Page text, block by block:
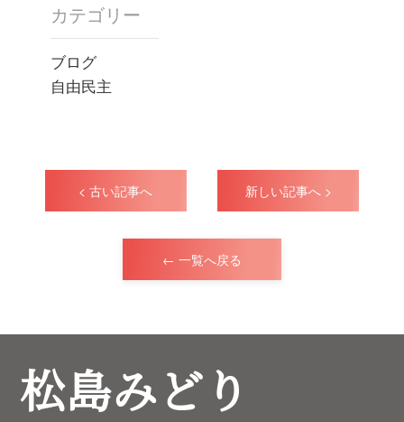
カテゴリー
ブログ
自由民主
< 古い記事へ 新しい記事へ >
← 一覧へ戻る
松島みどり